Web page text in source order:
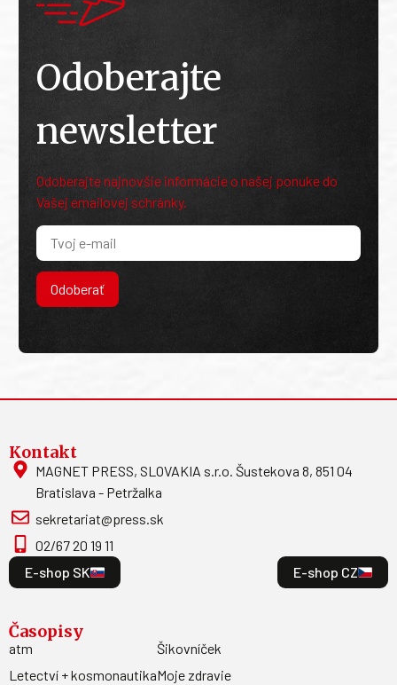
Odoberajte
newsletter
Odoberajte najnovšie informácie o našej ponuke do
Vašej emailovej schránky.
Odoberať
Kontakt
MAGNET PRESS, SLOVAKIA s.r.o. Šustekova 8, 851 04
Bratislava - Petržalka
sekretariat@press.sk
02/67 20 19 11
E-shop SK
E-shop CZ
Časopisy
atm
Letectví + kosmonautika
Šikovníček
Moje zdravie